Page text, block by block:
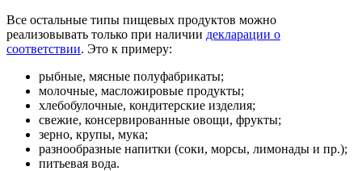
Все остальные типы пищевых продуктов можно
реализовывать только при наличии декларации о
соответствии. Это к примеру:
рыбные, мясные полуфабрикаты;
молочные, масложировые продукты;
хлебобулочные, кондитерские изделия;
свежие, консервированные овощи, фрукты;
зерно, крупы, мука;
разнообразные напитки (соки, морсы, лимонады и пр.);
питьевая вода.